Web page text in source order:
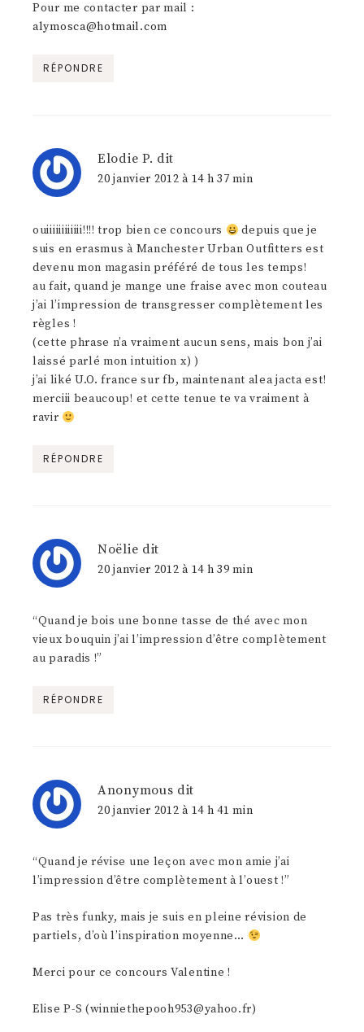
Pour me contacter par mail :
alymosca@hotmail.com
RÉPONDRE
Elodie P. dit
20 janvier 2012 à 14 h 37 min
ouiiiiiiiiiiii!!!! trop bien ce concours
depuis que je
suis en erasmus à Manchester Urban Outfitters est
devenu mon magasin préféré de tous les temps!
au fait, quand je mange une fraise avec mon couteau
j’ai l’impression de transgresser complètement les
règles !
(cette phrase n’a vraiment aucun sens, mais bon j’ai
laissé parlé mon intuition x) )
j’ai liké U.O. france sur fb, maintenant alea jacta est!
merciii beaucoup! et cette tenue te va vraiment à
ravir
RÉPONDRE
Noëlie dit
20 janvier 2012 à 14 h 39 min
“Quand je bois une bonne tasse de thé avec mon
vieux bouquin j’ai l’impression d’être complètement
au paradis !”
RÉPONDRE
Anonymous dit
20 janvier 2012 à 14 h 41 min
“Quand je révise une leçon avec mon amie j’ai
l’impression d’être complètement à l’ouest !”
Pas très funky, mais je suis en pleine révision de
partiels, d’où l’inspiration moyenne…
Merci pour ce concours Valentine !
Elise P-S (winniethepooh953@yahoo.fr)